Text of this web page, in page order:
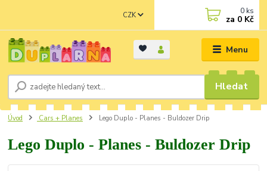
Menu
CZK
Hledat
0 ks
za 0 Kč
Úvod Cars + Planes Lego Duplo - Planes - Buldozer Drip
Lego Duplo - Planes - Buldozer Drip